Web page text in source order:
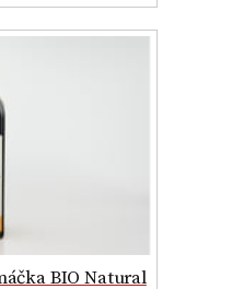
BIO Natural